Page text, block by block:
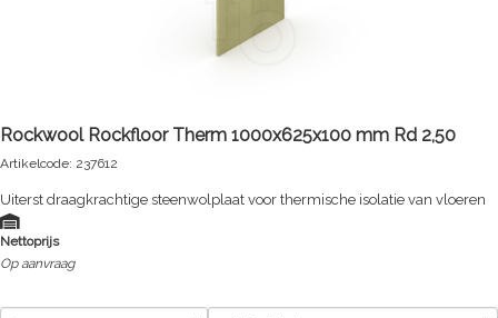
Rockwool Rockfloor Therm 1000x625x100 mm Rd 2,50
Artikelcode: 237612
Uiterst draagkrachtige steenwolplaat voor thermische isolatie van vloeren
Nettoprijs
Op aanvraag